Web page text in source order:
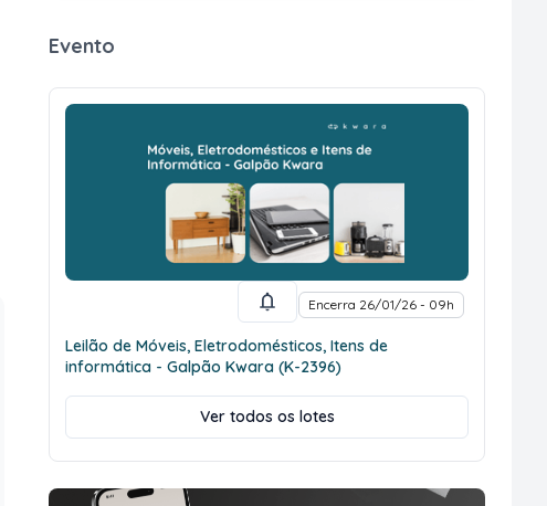
Evento
Encerra 26/01/26 - 09h
Leilão de Móveis, Eletrodomésticos, Itens de
informática - Galpão Kwara (K-2396)
Ver todos os lotes